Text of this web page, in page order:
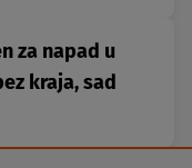
za napad u
kraja, sad